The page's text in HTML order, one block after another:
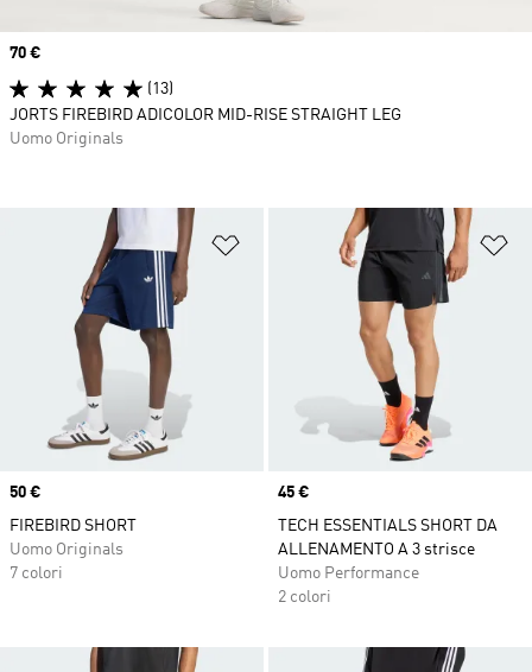
Aggiungi alla lista dei desideri
Price
50 €
FIREBIRD SHORT
Uomo Originals
7 colori
Price
45 €
TECH ESSENTIALS SHORT DA
ALLENAMENTO A 3 strisce
Uomo Performance
2 colori
Price
70 €
(13)
JORTS FIREBIRD ADICOLOR MID-RISE STRAIGHT LEG
Uomo Originals